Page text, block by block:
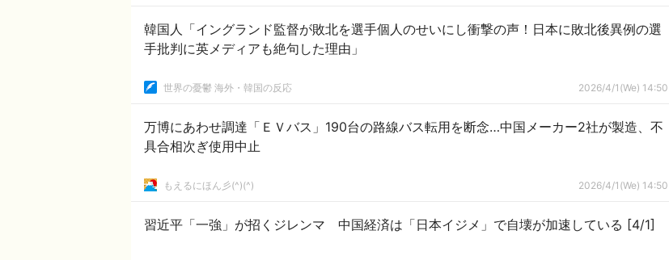
韓国人「イングランド監督が敗北を選手個人のせいにし衝撃の声！日本に敗北後異例の選
手批判に英メディアも絶句した理由」
世界の憂鬱 海外・韓国の反応 2026/4/1(We) 14:50
万博にあわせ調達「ＥＶバス」190台の路線バス転用を断念…中国メーカー2社が製造、不
具合相次ぎ使用中止
もえるにほん彡(^)(^) 2026/4/1(We) 14:50
習近平「一強」が招くジレンマ 中国経済は「日本イジメ」で自壊が加速している [4/1]